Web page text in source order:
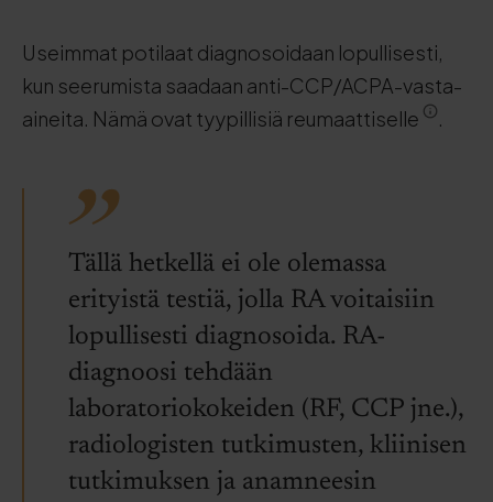
Useimmat potilaat diagnosoidaan lopullisesti,
kun seerumista saadaan anti-CCP/ACPA-vasta-
aineita. Nämä ovat tyypillisiä reumaattiselle
.
Tällä hetkellä ei ole olemassa
erityistä testiä, jolla RA voitaisiin
lopullisesti diagnosoida. RA-
diagnoosi tehdään
laboratoriokokeiden (RF, CCP jne.),
radiologisten tutkimusten, kliinisen
tutkimuksen ja anamneesin